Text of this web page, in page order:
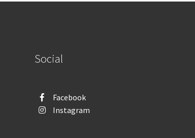
Social
Facebook
Instagram